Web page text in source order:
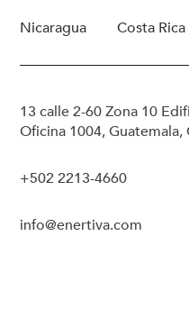
Nicaragua Costa Rica
13 calle 2-60 Zona 10
Oficina 1004, Guatemala,
+502 2213-4660
info@enertiva.com